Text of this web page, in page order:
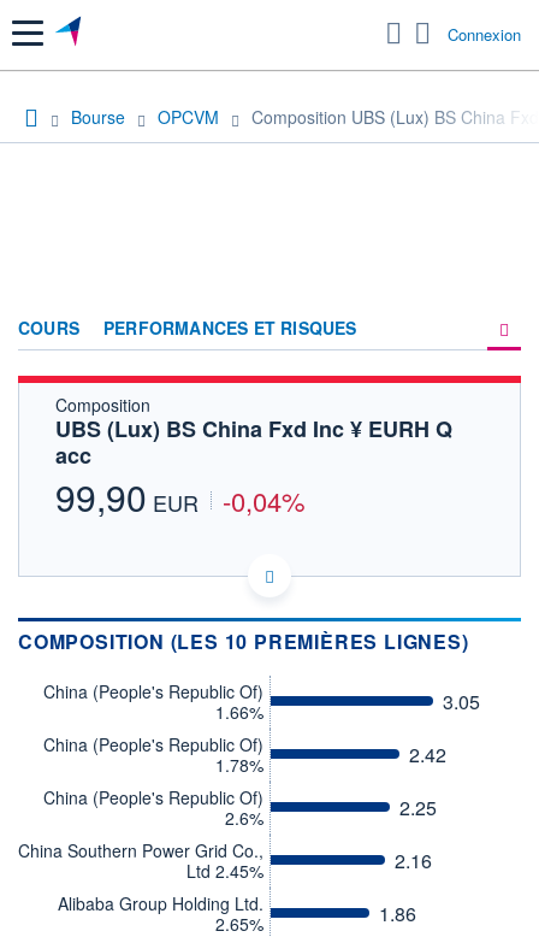
Menu Connexion
Bourse OPCVM Composition UBS (Lux) BS China
COURS PERFORMANCES ET RISQUES
FORUM
Composition
UBS (Lux) BS China Fxd Inc ¥ EURH Q
acc
99,90 EUR -0,04%
LU2411453108 - UBS Asset Management (Europe) S.A.
Consulter le prospectus / DIC
CATÉGORIE MORNINGSTAR
Obligations Autres
FONDS PARTENAIRES
TARIFS PRIVILÉGIÉS 0%
ÉLIGIBILITÉ
BOURSOVIE LUX
CTO BUSINESS
Non éligible Boursobank
COMPOSITION (LES 10 PREMIÈRES LIGNES)
China (People's Republic Of)
1.66%
3.05
China (People's Republic Of)
1.78%
2.42
China (People's Republic Of)
2.6%
2.25
China Southern Power Grid Co.,
Ltd 2.45%
2.16
Alibaba Group Holding Ltd.
2.65%
1.86